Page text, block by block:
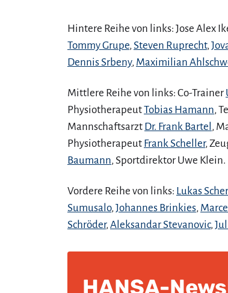
Hintere Reihe von links: Jose Alex
Tommy Grupe, Steven Ruprecht,
Dennis Srbeny, Maximilian
Mittlere Reihe von links: Co-Trainer
PhysiotherapeutTobias Hamann,
Mannschaftsarzt Dr. Frank Bartel ,
Physiotherapeut Frank Scheller,
Baumann, Sportdirektor Uwe Klein.
Vordere Reihe von links: Lukas
Sumusalo,Johannes Brinkies,
Schröder,Aleksandar Stevanovic,
HANSA-